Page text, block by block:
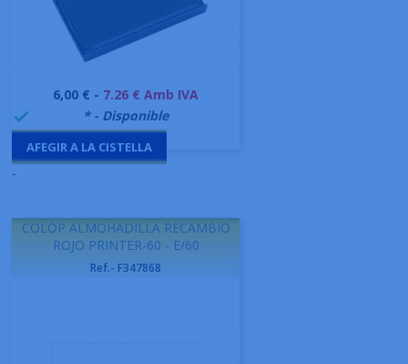
Preu
6,00 € - 7.26 € Amb IVA
 * - Disponible
AFEGIR A LA CISTELLA
-
COLOP ALMOHADILLA RECAMBIO
ROJO PRINTER-60 - E/60
Ref.- F347868